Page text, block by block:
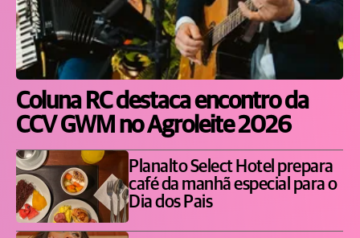
Coluna RC destaca encontro da
CCV GWM no Agroleite 2026
Planalto Select Hotel prepara
café da manhã especial para o
Dia dos Pais